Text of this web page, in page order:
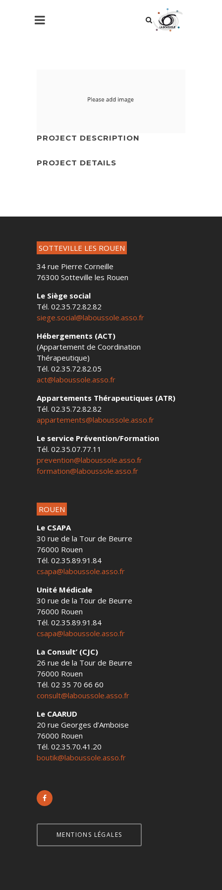
PROJECT DESCRIPTION
PROJECT DETAILS
SOTTEVILLE LES ROUEN
34 rue Pierre Corneille
76300 Sotteville les Rouen
Le Siège social
Tél. 02.35.72.82.82
siege.social@laboussole.asso.fr
Hébergements (ACT)
(Appartement de Coordination
Thérapeutique)
Tél. 02.35.72.82.05
act@laboussole.asso.fr
Appartements Thérapeutiques (ATR)
Tél. 02.35.72.82.82
appartements@laboussole.asso.fr
Le service Prévention/Formation
Tél. 02.35.07.77.11
prevention@laboussole.asso.fr
formation@laboussole.asso.fr
ROUEN
Le CSAPA
30 rue de la Tour de Beurre
76000 Rouen
Tél. 02.35.89.91.84
csapa@laboussole.asso.fr
Unité Médicale
30 rue de la Tour de Beurre
76000 Rouen
Tél. 02.35.89.91.84
csapa@laboussole.asso.fr
La Consult’ (CJC)
26 rue de la Tour de Beurre
76000 Rouen
Tél. 02 35 70 66 60
consult@laboussole.asso.fr
Le CAARUD
20 rue Georges d’Amboise
76000 Rouen
Tél. 02.35.70.41.20
boutik@laboussole.asso.fr
MENTIONS LÉGALES